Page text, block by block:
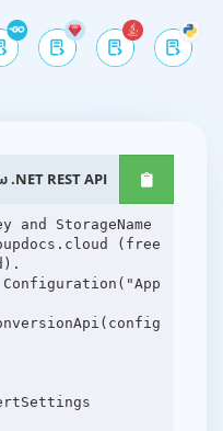
REST API
and StorageName
(free